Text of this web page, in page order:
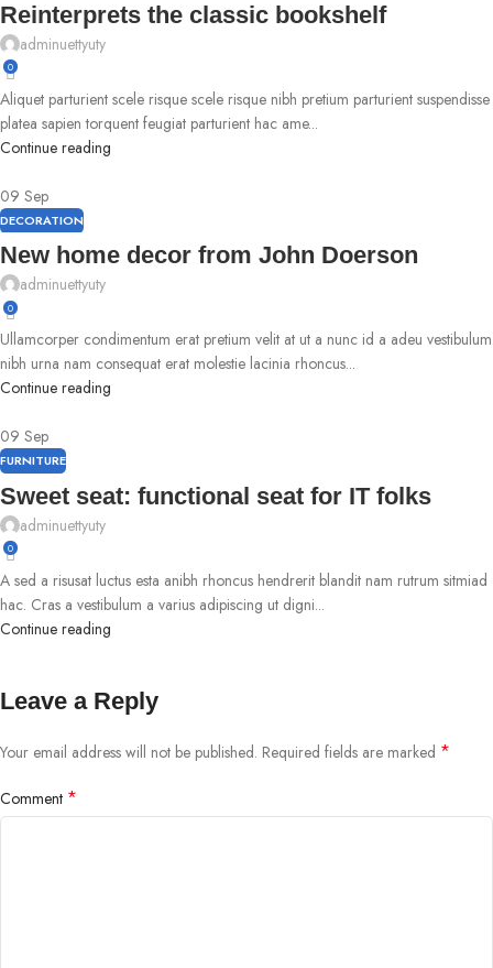
Reinterprets the classic bookshelf
adminuettyuty
0
Aliquet parturient scele risque scele risque nibh pretium parturient suspendisse
platea sapien torquent feugiat parturient hac ame...
Continue reading
09 Sep
DECORATION
New home decor from John Doerson
adminuettyuty
0
Ullamcorper condimentum erat pretium velit at ut a nunc id a adeu vestibulum
nibh urna nam consequat erat molestie lacinia rhoncus...
Continue reading
09 Sep
FURNITURE
Sweet seat: functional seat for IT folks
adminuettyuty
0
A sed a risusat luctus esta anibh rhoncus hendrerit blandit nam rutrum sitmiad
hac. Cras a vestibulum a varius adipiscing ut digni...
Continue reading
Leave a Reply
Your email address will not be published. Required fields are marked *
Comment *